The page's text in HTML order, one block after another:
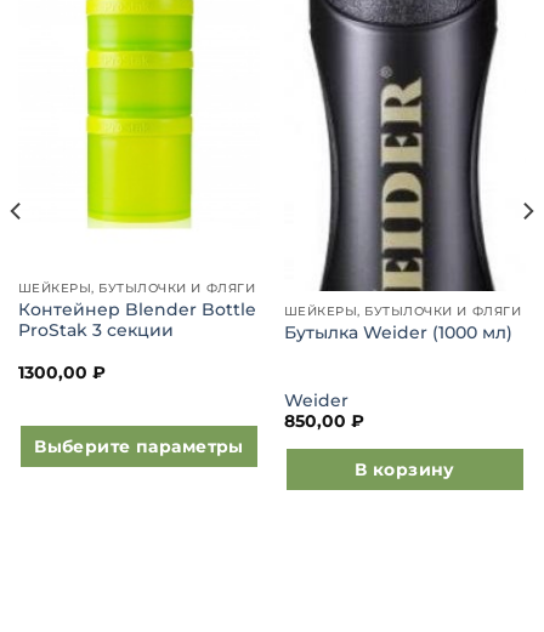
Добавить
в список
желаний
ШЕЙКЕРЫ, БУТЫЛОЧКИ И ФЛЯГИ
Контейнер Blender Bottle
ProStak 3 секции
1300,00 ₽
Выберите параметры
Добавить
в список
желаний
ШЕЙКЕРЫ, БУТЫЛОЧКИ И ФЛЯГИ
Бутылка Weider (1000 мл)
Weider
850,00 ₽
В корзину